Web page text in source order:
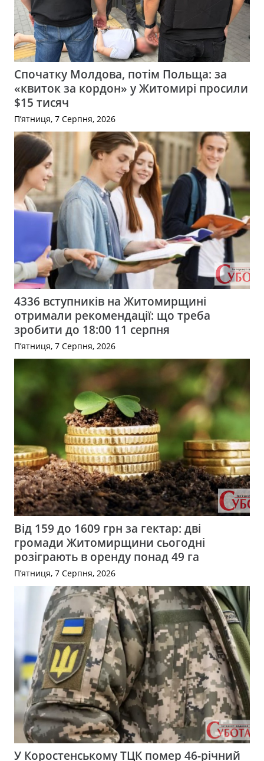
Спочатку Молдова, потім Польща: за
«квиток за кордон» у Житомирі просили
$15 тисяч
П’ятниця, 7 Серпня, 2026
4336 вступників на Житомирщині
отримали рекомендації: що треба
зробити до 18:00 11 серпня
П’ятниця, 7 Серпня, 2026
Від 159 до 1609 грн за гектар: дві
громади Житомирщини сьогодні
розіграють в оренду понад 49 га
П’ятниця, 7 Серпня, 2026
У Коростенському ТЦК помер 46-річний